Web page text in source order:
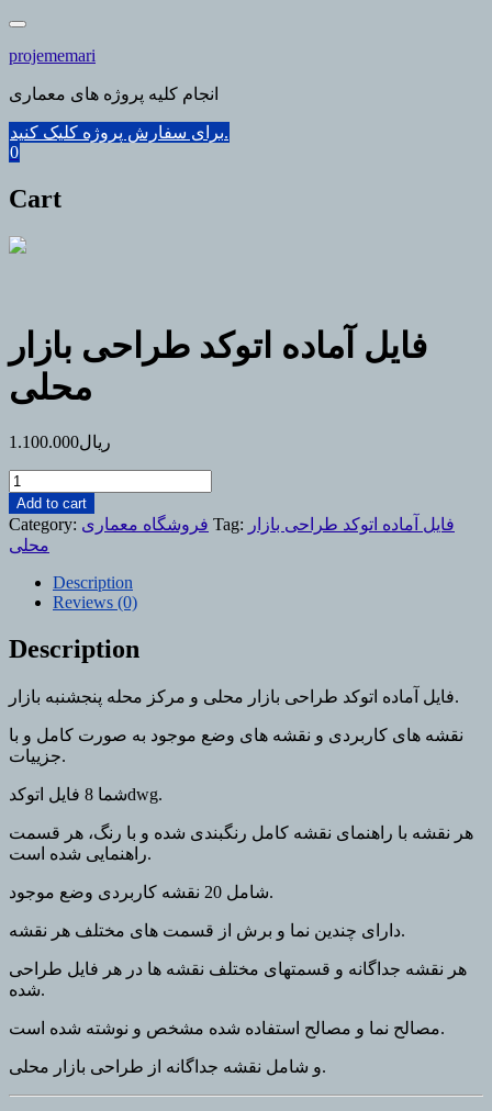
Skip
content
projememari
انجام کلیه پروژه های معماری
برای سفارش پروژه کلیک کنید.
0
Cart
فایل آماده اتوکد طراحی بازار
محلی
ریال1.100.000
فایل
آماده
اتوکد
طراحی
محلی
quantity
Add to cart
Category: فروشگاه معماری Tag: فایل آماده اتوکد طراحی بازار
محلی
Description
Reviews (0)
Description
فایل آماده اتوکد طراحی بازار محلی و مرکز محله پنجشنبه بازار.
نقشه های کاربردی و نقشه های وضع موجود به صورت کامل و با
جزییات.
شما 8 فایل اتوکدdwg.
هر نقشه با راهنمای نقشه کامل رنگبندی شده و با رنگ، هر قسمت
راهنمایی شده است.
شامل 20 نقشه کاربردی وضع موجود.
دارای چندین نما و برش از قسمت های مختلف هر نقشه.
هر نقشه جداگانه و قسمتهای مختلف نقشه ها در هر فایل طراحی
شده.
مصالح نما و مصالح استفاده شده مشخص و نوشته شده است.
و شامل نقشه جداگانه از طراحی بازار محلی.